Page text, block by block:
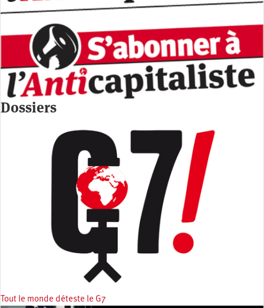
Dossiers
Tout le monde déteste le G7